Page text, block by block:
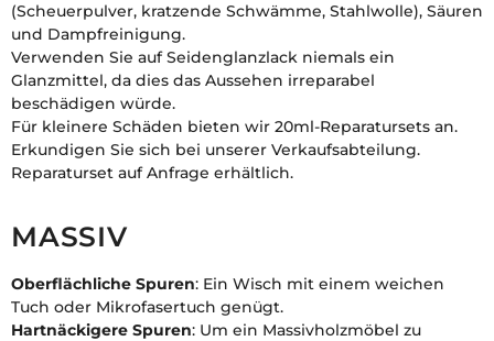
(Scheuerpulver, kratzende Schwämme, Stahlwolle), Säuren
und Dampfreinigung.
Verwenden Sie auf Seidenglanzlack niemals ein
Glanzmittel, da dies das Aussehen irreparabel
beschädigen würde.
Für kleinere Schäden bieten wir 20ml-Reparatursets an.
Erkundigen Sie sich bei unserer Verkaufsabteilung.
Reparaturset auf Anfrage erhältlich.
MASSIV
Oberflächliche Spuren: Ein Wisch mit einem weichen
Tuch oder Mikrofasertuch genügt.
Hartnäckigere Spuren: Um ein Massivholzmöbel zu